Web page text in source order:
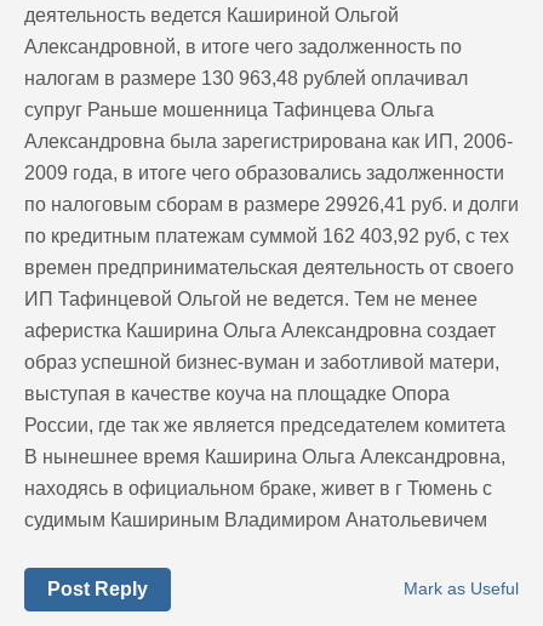
деятельность ведется Кашириной Ольгой
Александровной, в итоге чего задолженность по
налогам в размере 130 963,48 рублей оплачивал
супруг Раньше мошенница Тафинцева Ольга
Александровна была зарегистрирована как ИП, 2006-
2009 года, в итоге чего образовались задолженности
по налоговым сборам в размере 29926,41 руб. и долги
по кредитным платежам суммой 162 403,92 руб, с тех
времен предпринимательская деятельность от своего
ИП Тафинцевой Ольгой не ведется. Тем не менее
аферистка Каширина Ольга Александровна создает
образ успешной бизнес-вуман и заботливой матери,
выступая в качестве коуча на площадке Опора
России, где так же является председателем комитета
В нынешнее время Каширина Ольга Александровна,
находясь в официальном браке, живет в г Тюмень с
судимым Кашириным Владимиром Анатольевичем
Mark as Useful
Post Reply